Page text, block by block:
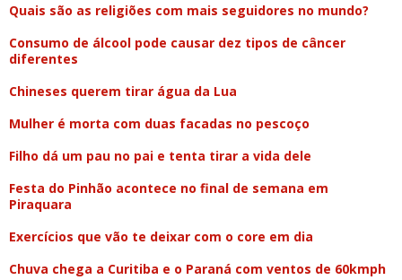
Quais são as religiões com mais seguidores no mundo?
Consumo de álcool pode causar dez tipos de câncer
diferentes
Chineses querem tirar água da Lua
Mulher é morta com duas facadas no pescoço
Filho dá um pau no pai e tenta tirar a vida dele
Festa do Pinhão acontece no final de semana em
Piraquara
Exercícios que vão te deixar com o core em dia
Chuva chega a Curitiba e o Paraná com ventos de 60kmph